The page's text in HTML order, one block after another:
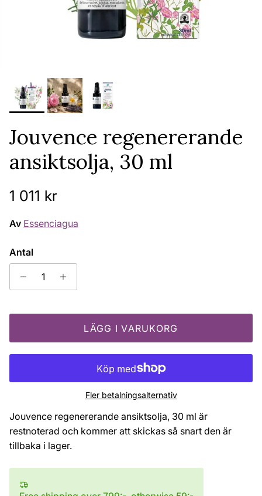
Jouvence regenererande
ansiktsolja, 30 ml
Ordinarie pris
1 011 kr
Av Essenciagua
Antal
LÄGG I VARUKORG
Fler betalningsalternativ
Jouvence regenererande ansiktsolja, 30 ml är
restnoterad och kommer att skickas så snart den är
tillbaka i lager.